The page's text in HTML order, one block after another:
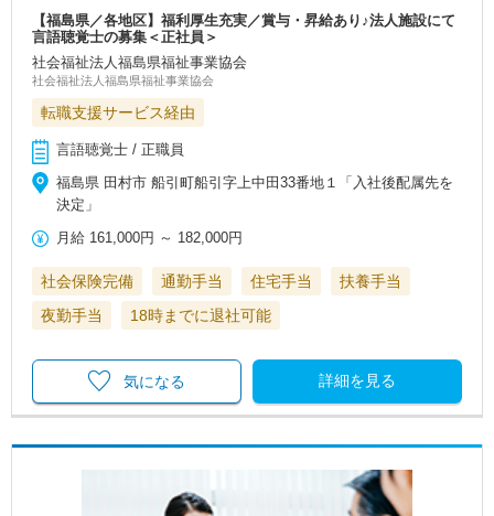
【福島県／各地区】福利厚生充実／賞与・昇給あり♪法人施設にて
言語聴覚士の募集＜正社員＞
社会福祉法人福島県福祉事業協会
社会福祉法人福島県福祉事業協会
転職支援サービス経由
言語聴覚士 / 正職員
福島県 田村市 船引町船引字上中田33番地１「入社後配属先を
決定」
月給 161,000円 ～ 182,000円
社会保険完備 通勤手当 住宅手当
扶養手当
夜勤手当
18時までに退社可能
詳細を見る
気になる